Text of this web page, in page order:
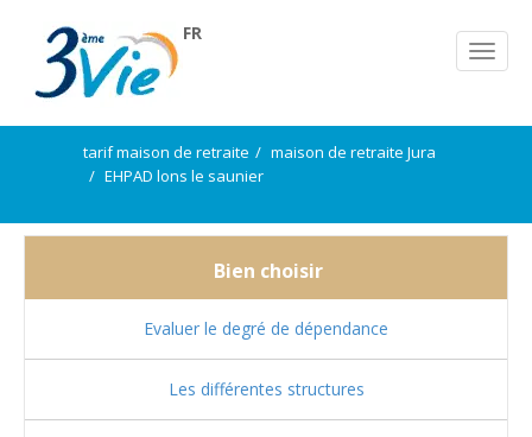
FR
tarif maison de retraite
maison de retraite Jura
EHPAD lons le saunier
Bien choisir
Evaluer le degré de dépendance
Les différentes structures